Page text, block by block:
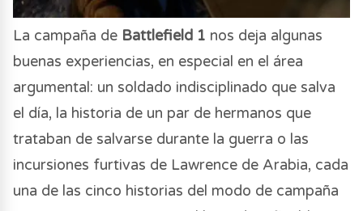
La campaña de Battlefield 1 nos deja algunas
buenas experiencias, en especial en el área
argumental: un soldado indisciplinado que salva
el día, la historia de un par de hermanos que
trataban de salvarse durante la guerra o las
incursiones furtivas de Lawrence de Arabia, cada
una de las cinco historias del modo de campaña